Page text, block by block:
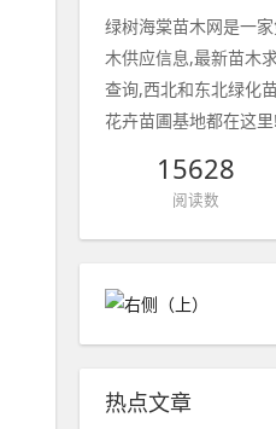
绿树海棠苗木网是一
木供应信息,最新苗木
查询,西北和东北绿化
花卉苗圃基地都在这里!
15628
阅读数
热点文章